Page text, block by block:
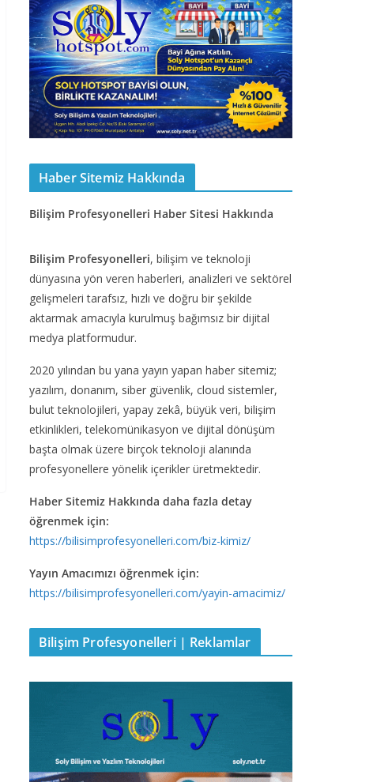
Haber Sitemiz Hakkında
Bilişim Profesyonelleri Haber Sitesi Hakkında
Bilişim Profesyonelleri, bilişim ve teknoloji
dünyasına yön veren haberleri, analizleri ve sektörel
gelişmeleri tarafsız, hızlı ve doğru bir şekilde
aktarmak amacıyla kurulmuş bağımsız bir dijital
medya platformudur.
2020 yılından bu yana yayın yapan haber sitemiz;
yazılım, donanım, siber güvenlik, cloud sistemler,
bulut teknolojileri, yapay zekâ, büyük veri, bilişim
etkinlikleri, telekomünikasyon ve dijital dönüşüm
başta olmak üzere birçok teknoloji alanında
profesyonellere yönelik içerikler üretmektedir.
Haber Sitemiz Hakkında daha fazla detay
öğrenmek için:
https://bilisimprofesyonelleri.com/biz-kimiz/
Yayın Amacımızı öğrenmek için:
https://bilisimprofesyonelleri.com/yayin-amacimiz/
Bilişim Profesyonelleri | Reklamlar